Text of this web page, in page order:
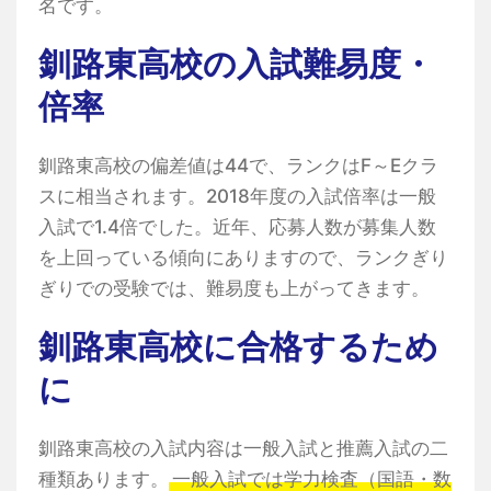
名です。
釧路東高校の入試難易度・
倍率
釧路東高校の偏差値は44で、ランクはF～Eクラ
スに相当されます。2018年度の入試倍率は一般
入試で1.4倍でした。近年、応募人数が募集人数
を上回っている傾向にありますので、ランクぎり
ぎりでの受験では、難易度も上がってきます。
釧路東高校に合格するため
に
釧路東高校の入試内容は一般入試と推薦入試の二
種類あります。
一般入試では学力検査（国語・数